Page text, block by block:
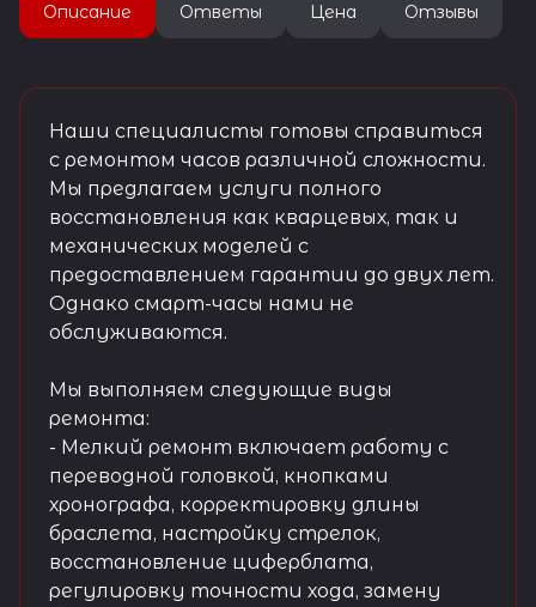
Описание Ответы Цена Отзывы
Наши специалисты готовы справиться
с ремонтом часов различной сложности.
Мы предлагаем услуги полного
восстановления как кварцевых, так и
механических моделей с
предоставлением гарантии до двух лет.
Однако смарт-часы нами не
обслуживаются.
Мы выполняем следующие виды
ремонта:
- Мелкий ремонт включает работу с
переводной головкой, кнопками
хронографа, корректировку длины
браслета, настройку стрелок,
восстановление циферблата,
регулировку точности хода, замену